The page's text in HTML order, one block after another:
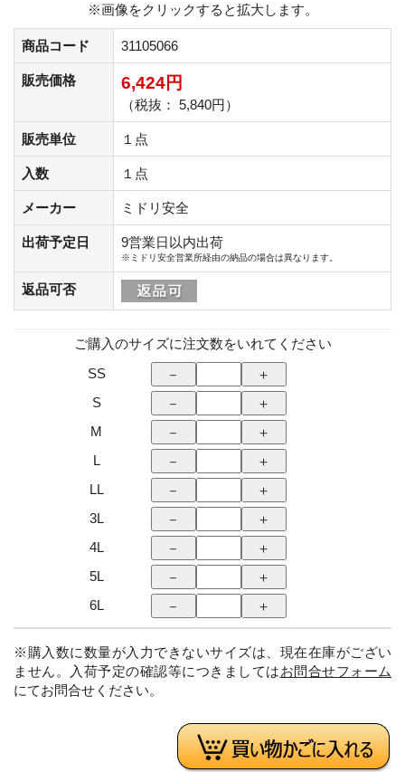
※画像をクリックすると拡大します。
商品コード 31105066
販売価格 6,424円
（税抜： 5,840円）
販売単位 １点
入数 １点
メーカー ミドリ安全
出荷予定日 9営業日以内出荷
※ミドリ安全営業所経由の納品の場合は異なります。
返品可否
ご購入のサイズに注文数をいれてください
SS
S
M
L
LL
3L
4L
5L
6L
※購入数に数量が入力できないサイズは、現在在庫がござい
ません。入荷予定の確認等につきましてはお問合せフォーム
にてお問合せください。